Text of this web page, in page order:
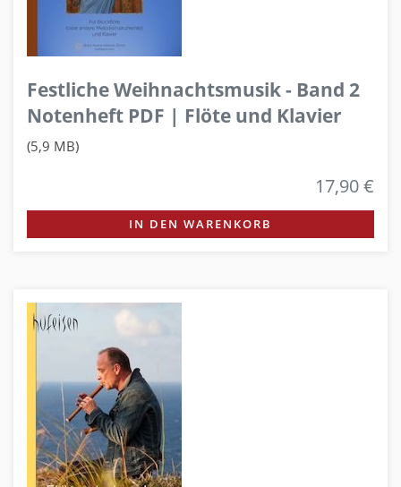
Festliche Weihnachtsmusik - Band 2
Notenheft PDF | Flöte und Klavier
(5,9 MB)
17,90 €
IN DEN WARENKORB